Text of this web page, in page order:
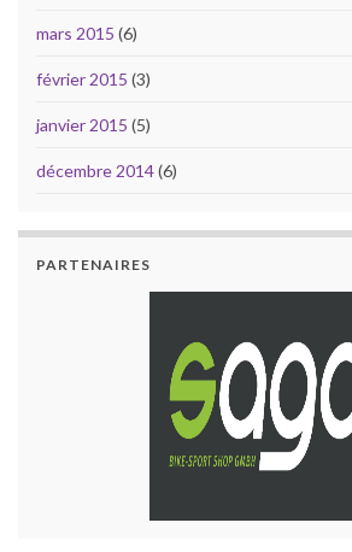
mars 2015 (6)
février 2015 (3)
janvier 2015 (5)
décembre 2014(6)
PARTENAIRES